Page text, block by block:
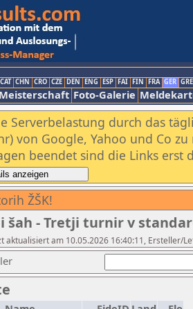
CAT CHN CRO CZE DEN ENG ESP FAI FIN FRA GER GRE
Meisterschaft Foto-Galerie
Serverbelastung durch das
von Google, Yahoo und Co
beendet sind die Links
ŽŠK!
šah - Tretji turnir v
aktualisiert am 10.05.2026 16:40:11, Ersteller/